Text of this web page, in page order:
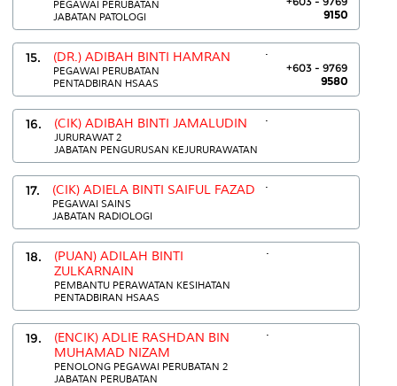
PEGAWAI PERUBATAN
JABATAN PATOLOGI
9150
15. (DR.) ADIBAH BINTI HAMRAN
PEGAWAI PERUBATAN
PENTADBIRAN HSAAS
.
+603 - 9769
9580
16. (CIK) ADIBAH BINTI JAMALUDIN
JURURAWAT 2
JABATAN PENGURUSAN KEJURURAWATAN
.
17. (CIK) ADIELA BINTI SAIFUL FAZAD
PEGAWAI SAINS
JABATAN RADIOLOGI
.
18.
(PUAN) ADILAH BINTI
ZULKARNAIN
PEMBANTU PERAWATAN KESIHATAN
PENTADBIRAN HSAAS
.
19.
(ENCIK) ADLIE RASHDAN BIN
MUHAMAD NIZAM
PENOLONG PEGAWAI PERUBATAN 2
JABATAN PERUBATAN
.